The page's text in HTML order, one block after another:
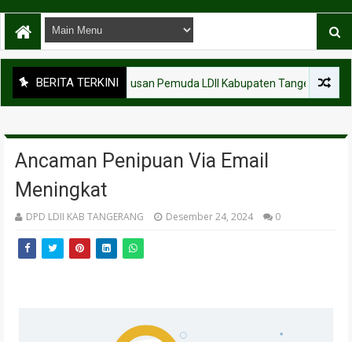
BERITA TERKINI
KEGIATAN Ratusan Pemuda LDII Kabupaten Tangerang Ikuti
Ancaman Penipuan Via Email
Meningkat
DPD LDII KAB TANGERANG Desember 24, 2024 0